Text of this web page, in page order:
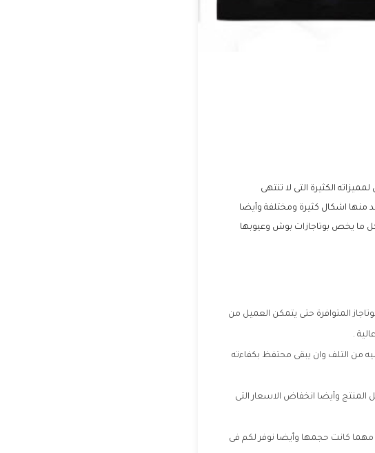
الكثيرة التى لا تنتهى
منها اشكال كثيرة ومختلفة وأيضا
ما يخص بوتاجازات بوش وعيوبها
المتوافرة حتى يتمكن العميل من
.
من التلف وان يبقى محتفظ بكفاءته
المنتج وأيضا انخفاض الاسعار التى
كانت حجمها وأيضا نوفر لكم فى